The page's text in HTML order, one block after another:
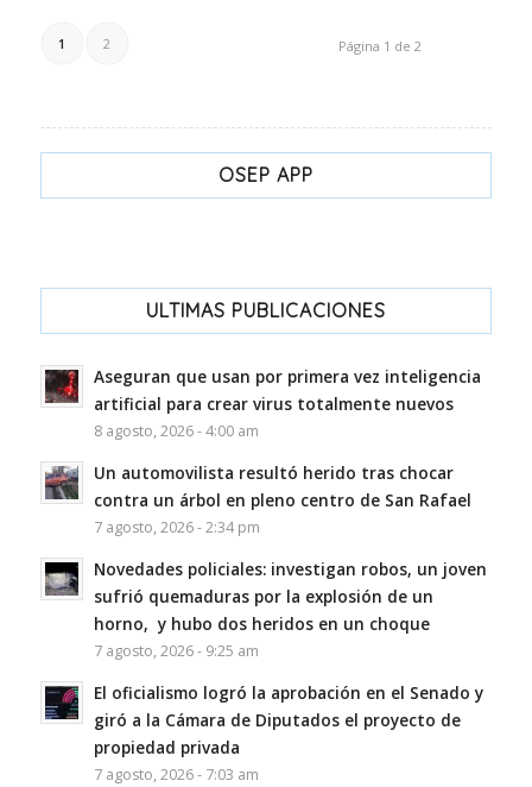
Página 1 de 2
1 2
OSEP APP
ULTIMAS PUBLICACIONES
Aseguran que usan por primera vez inteligencia
artificial para crear virus totalmente nuevos
8 agosto, 2026 - 4:00 am
Un automovilista resultó herido tras chocar
contra un árbol en pleno centro de San Rafael
7 agosto, 2026 - 2:34 pm
Novedades policiales: investigan robos, un joven
sufrió quemaduras por la explosión de un
horno, y hubo dos heridos en un choque
7 agosto, 2026 - 9:25 am
El oficialismo logró la aprobación en el Senado y
giró a la Cámara de Diputados el proyecto de
propiedad privada
7 agosto, 2026 - 7:03 am